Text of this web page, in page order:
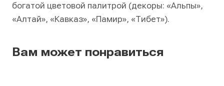
богатой цветовой палитрой (декоры: «Альпы»,
«Алтай», «Кавказ», «Памир», «Тибет»).
Вам может понравиться